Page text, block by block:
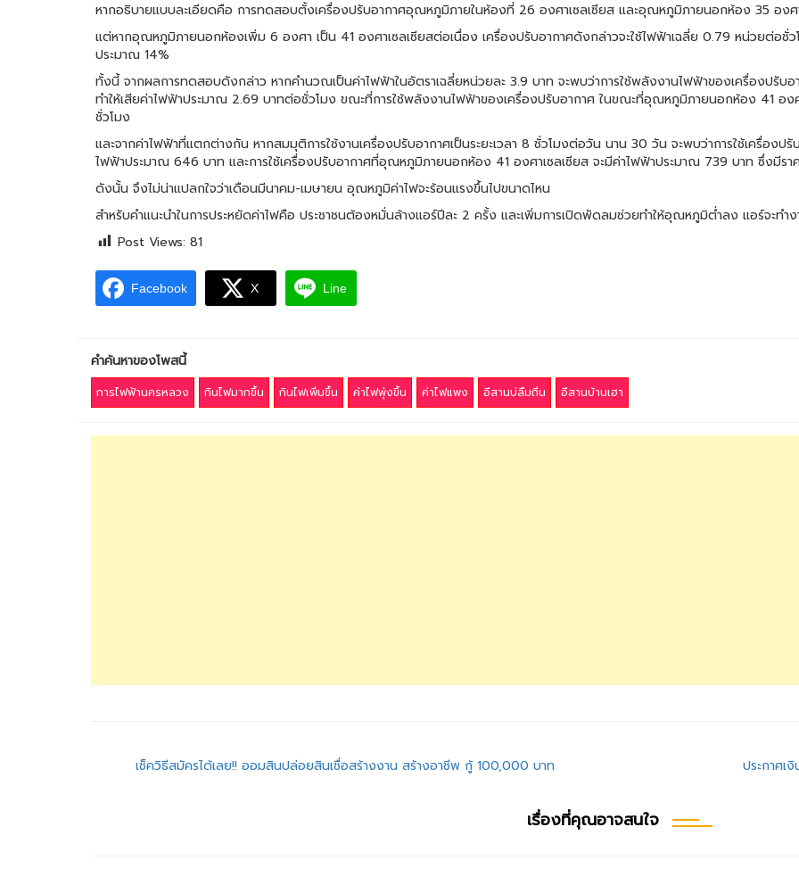
หากอธิบายแบบละเอียดคือ การทดสอบตั้งเครื่องปรับอากาศอุณหภูมิภายในห้องที่ 26 องศาเซลเซียส และอุณหภูมิภายนอกห้อง 35 องศ
แต่หากอุณหภูมิภายนอกห้องเพิ่ม 6 องศา เป็น 41 องศาเซลเซียสต่อเนื่อง เครื่องปรับอากาศดังกล่าวจะใช้ไฟฟ้าเฉลี่ย 0.79 หน่วยต่อชั่
ประมาณ 14%
ทั้งนี้ จากผลการทดสอบดังกล่าว หากคำนวณเป็นค่าไฟฟ้าในอัตราเฉลี่ยหน่วยละ 3.9 บาท จะพบว่าการใช้พลังงานไฟฟ้าของเครื่องปรั
ทำให้เสียค่าไฟฟ้าประมาณ 2.69 บาทต่อชั่วโมง ขณะที่การใช้พลังงานไฟฟ้าของเครื่องปรับอากาศ ในขณะที่อุณหภูมิภายนอกห้อง 41 อง
ชั่วโมง
และจากค่าไฟฟ้าที่แตกต่างกัน หากสมมุติการใช้งานเครื่องปรับอากาศเป็นระยะเวลา 8 ชั่วโมงต่อวัน นาน 30 วัน จะพบว่าการใช้เครื่อง
ไฟฟ้าประมาณ 646 บาท และการใช้เครื่องปรับอากาศที่อุณหภูมิภายนอกห้อง 41 องศาเซลเซียส จะมีค่าไฟฟ้าประมาณ 739 บาท ซึ่งมีรา
ดังนั้น จึงไม่น่าแปลกใจว่าเดือนมีนาคม-เมษายน อุณหภูมิค่าไฟจะร้อนแรงขึ้นไปขนาดไหน
สำหรับคำแนะนำในการประหยัดค่าไฟคือ ประชาชนต้องหมั่นล้างแอร์ปีละ 2 ครั้ง และเพิ่มการเปิดพัดลมช่วยทำให้อุณหภูมิต่ำลง แอร์จะทำ
Post Views: 81
Facebook X Line
คำค้นหาของโพสนี้
การไฟฟ้านครหลวง กินไฟมากขึ้น กินไฟเพิ่มขึ้น ค่าไฟพุ่งขึ้น ค่าไฟแพง อีสานบ่ลืมถิ่น อีสานบ้านเฮา
แนะแนว
เช็ควิธีสมัครได้เลย!! ออมสินปล่อยสินเชื่อสร้างงาน สร้างอาชีพ กู้ 100,000 บาท ประกาศเ
เรื่องที่คุณอาจสนใจ